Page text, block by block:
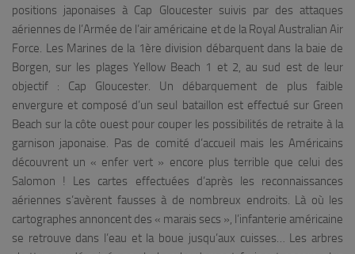
positions japonaises à Cap Gloucester suivis par des attaques
aériennes de l’Armée de l’air américaine et de la Royal Australian Air
Force. Les Marines de la 1ère division débarquent dans la baie de
Borgen, sur les plages Yellow Beach 1 et 2, au sud est de leur
objectif : Cap Gloucester. Un débarquement de plus faible
envergure et composé d’un seul bataillon est effectué sur Green
Beach sur la côte ouest pour couper les possibilités de retraite à la
garnison japonaise. Pas de comité d’accueil mais les Américains
découvrent un « enfer vert » encore plus terrible que celui des
Salomon ! Les cartes effectuées d’après les reconnaissances
aériennes s’avèrent fausses à de nombreux endroits. Là où les
cartographes annoncent des « marais secs », l’infanterie américaine
se retrouve dans l’eau et la boue jusqu’aux cuisses… Les arbres